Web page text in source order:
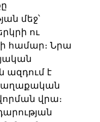
մեջ՝
ու
համար։ Նրա
ազդում է
վրա։